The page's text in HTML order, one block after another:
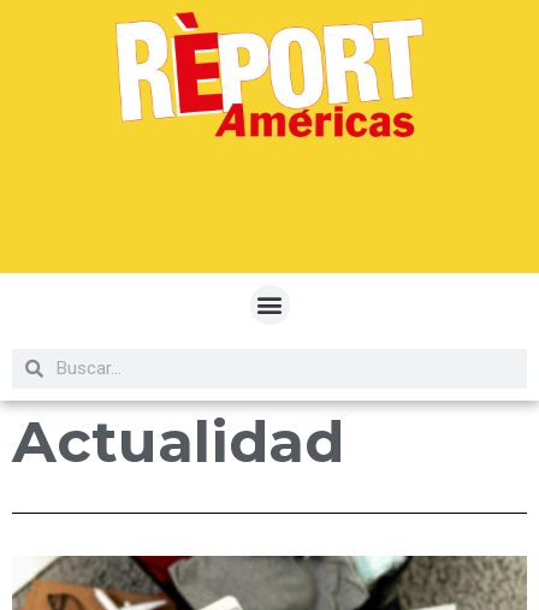
Actualidad